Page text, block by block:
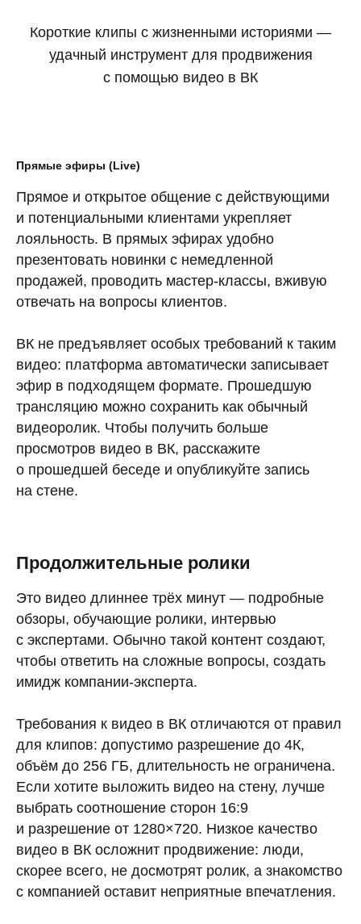
Короткие клипы с жизненными историями —
удачный инструмент для продвижения
с помощью видео в ВК
Прямые эфиры (Live)
Прямое и открытое общение с действующими
и потенциальными клиентами укрепляет
лояльность. В прямых эфирах удобно
презентовать новинки с немедленной
продажей, проводить мастер-классы, вживую
отвечать на вопросы клиентов.
ВК не предъявляет особых требований к таким
видео: платформа автоматически записывает
эфир в подходящем формате. Прошедшую
трансляцию можно сохранить как обычный
видеоролик. Чтобы получить больше
просмотров видео в ВК, расскажите
о прошедшей беседе и опубликуйте запись
на стене.
Продолжительные ролики
Это видео длиннее трёх минут — подробные
обзоры, обучающие ролики, интервью
с экспертами. Обычно такой контент создают,
чтобы ответить на сложные вопросы, создать
имидж компании-эксперта.
Требования к видео в ВК отличаются от правил
для клипов: допустимо разрешение до 4К,
объём до 256 ГБ, длительность не ограничена.
Если хотите выложить видео на стену, лучше
выбрать соотношение сторон 16:9
и разрешение от 1280×720. Низкое качество
видео в ВК осложнит продвижение: люди,
скорее всего, не досмотрят ролик, а знакомство
с компанией оставит неприятные впечатления.